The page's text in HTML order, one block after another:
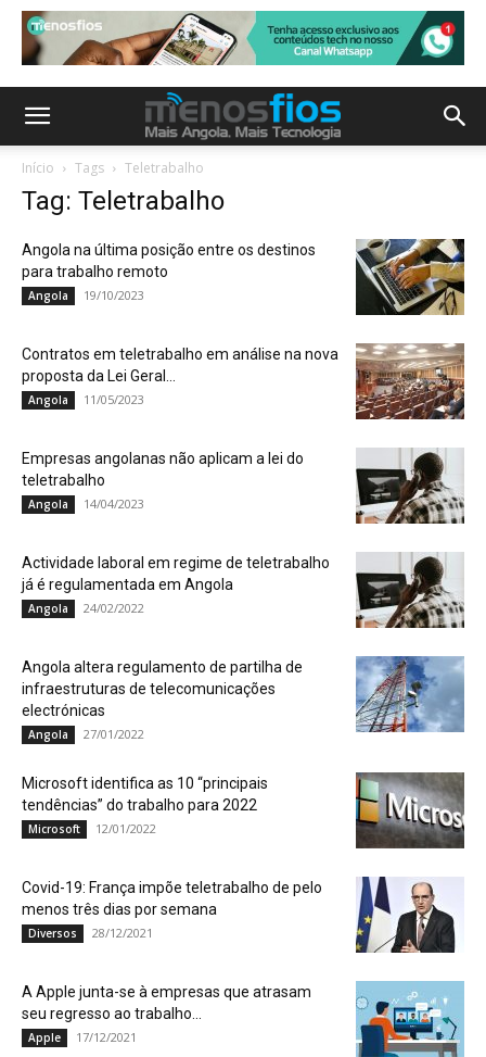
Início Tags Teletrabalho
Tag: Teletrabalho
Angola na última posição entre os destinos
para trabalho remoto
Angola 19/10/2023
Contratos em teletrabalho em análise na nova
proposta da Lei Geral...
Angola 11/05/2023
Empresas angolanas não aplicam a lei do
teletrabalho
Angola 14/04/2023
Actividade laboral em regime de teletrabalho
já é regulamentada em Angola
Angola 24/02/2022
Angola altera regulamento de partilha de
infraestruturas de telecomunicações
electrónicas
Angola 27/01/2022
Microsoft identifica as 10 “principais
tendências” do trabalho para 2022
Microsoft 12/01/2022
Covid-19: França impõe teletrabalho de pelo
menos três dias por semana
Diversos 28/12/2021
A Apple junta-se à empresas que atrasam
seu regresso ao trabalho...
Apple 17/12/2021